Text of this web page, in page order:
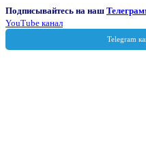
Подписывайтесь на наш
YouTube канал